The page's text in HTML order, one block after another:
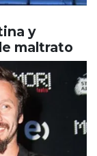
y
maltrato